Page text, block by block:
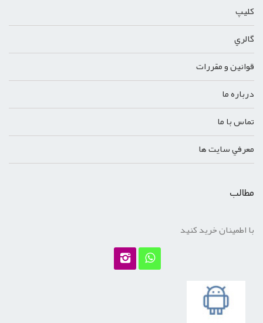
کليپ
گالري
قوانين و مقررات
درباره ما
تماس با ما
معرفي سايت ها
مطالب
با اطمینان خرید کنید